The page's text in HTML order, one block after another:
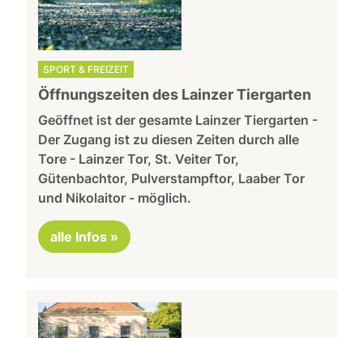
SPORT & FREIZEIT
Öffnungszeiten des Lainzer Tiergarten
Geöffnet ist der gesamte Lainzer Tiergarten -
Der Zugang ist zu diesen Zeiten durch alle
Tore - Lainzer Tor, St. Veiter Tor,
Gütenbachtor, Pulverstampftor, Laaber Tor
und Nikolaitor - möglich.
alle Infos »